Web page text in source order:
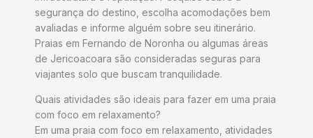
segurança do destino, escolha acomodações bem
avaliadas e informe alguém sobre seu itinerário.
Praias em Fernando de Noronha ou algumas áreas
de Jericoacoara são consideradas seguras para
viajantes solo que buscam tranquilidade.
Quais atividades são ideais para fazer em uma praia
com foco em relaxamento?
Em uma praia com foco em relaxamento, atividades